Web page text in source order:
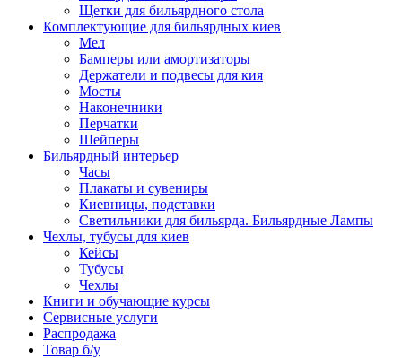
Щетки для бильярдного стола
Комплектующие для бильярдных киев
Мел
Бамперы или амортизаторы
Держатели и подвесы для кия
Мосты
Наконечники
Перчатки
Шейперы
Бильярдный интерьер
Часы
Плакаты и сувениры
Киевницы, подставки
Светильники для бильярда. Бильярдные Лампы
Чехлы, тубусы для киев
Кейсы
Тубусы
Чехлы
Книги и обучающие курсы
Сервисные услуги
Распродажа
Товар б/у